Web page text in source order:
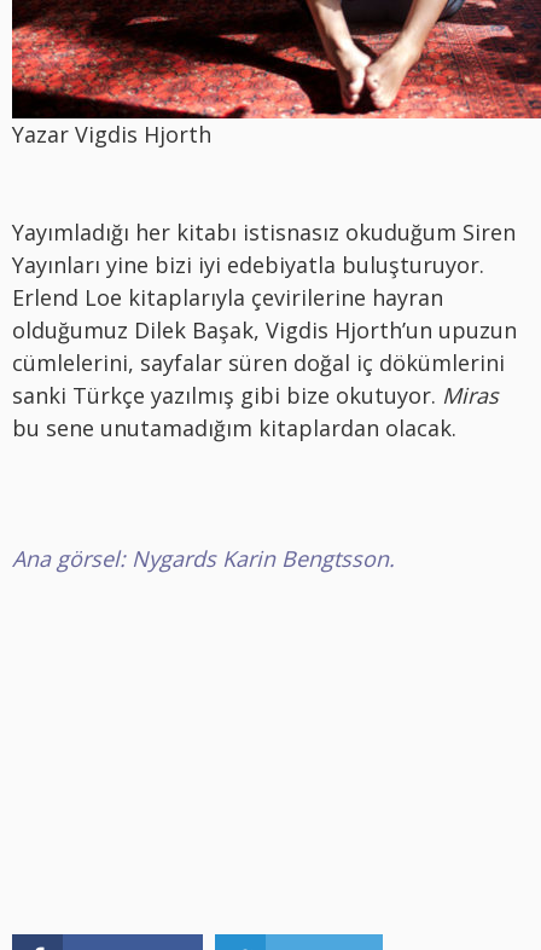
Yazar Vigdis Hjorth
Yayımladığı her kitabı istisnasız okuduğum Siren
Yayınları yine bizi iyi edebiyatla buluşturuyor.
Erlend Loe kitaplarıyla çevirilerine hayran
olduğumuz Dilek Başak, Vigdis Hjorth’un upuzun
cümlelerini, sayfalar süren doğal iç dökümlerini
sanki Türkçe yazılmış gibi bize okutuyor. Miras
bu sene unutamadığım kitaplardan olacak.
Ana görsel: Nygards Karin Bengtsson.